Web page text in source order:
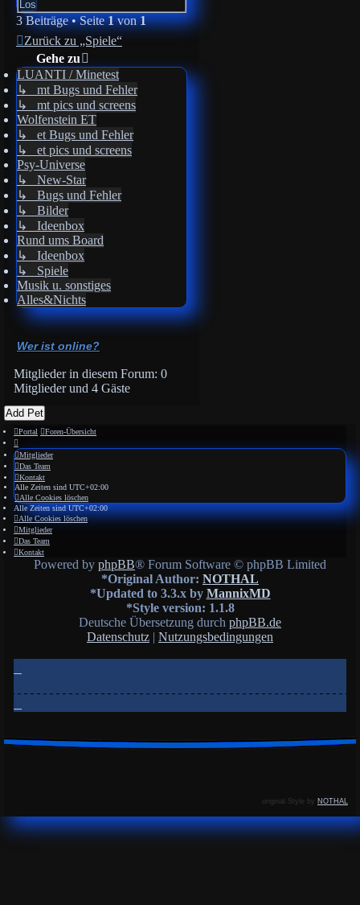
3 Beiträge • Seite1von1
Zurück zu „Spiele“
Gehe zu
LUANTI / Minetest
↳ mt Bugs und Fehler
↳ mt pics und screens
Wolfenstein ET
↳ et Bugs und Fehler
↳ et pics und screens
Psy-Universe
↳ New-Star
↳ Bugs und Fehler
↳ Bilder
↳ Ideenbox
Rund ums Board
↳ Ideenbox
↳ Spiele
Musik u. sonstiges
Alles&Nichts
Wer ist online?
Mitglieder in diesem Forum: 0
Mitglieder und 4 Gäste
Add Pet
Portal Foren-Übersicht
Mitglieder
Das Team
Kontakt
Alle Zeiten sind UTC+02:00
Alle Cookies löschen
Alle Zeiten sindUTC+02:00
Alle Cookies löschen
Mitglieder
Das Team
Kontakt
Powered by phpBB® Forum Software © phpBB Limited
*Original Author: NOTHAL
*Updated to 3.3.x by MannixMD
*Style version: 1.1.8
Deutsche Übersetzung durch phpBB.de
Datenschutz | Nutzungsbedingungen
original Style by NOTHAL